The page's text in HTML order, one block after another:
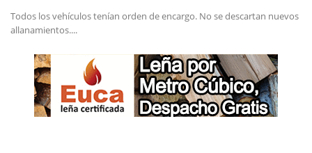
Todos los vehículos tenían orden de encargo. No se descartan nuevos
allanamientos....